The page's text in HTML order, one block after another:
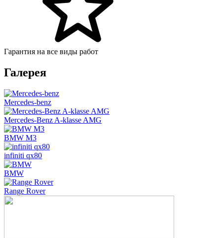
Гарантия на все виды работ
Галерея
Mercedes-benz
Mercedes-Benz A-klasse AMG
BMW M3
infiniti qx80
BMW
Range Rover